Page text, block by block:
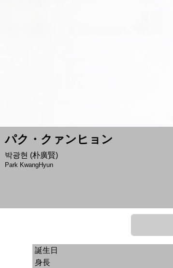
パク・クァンヒョン
박광현 (朴廣賢)
Park KwangHyun
誕生日
身長